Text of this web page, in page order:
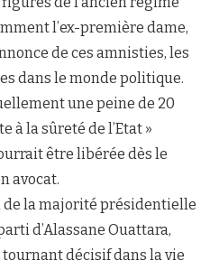
l’ex-première dame,
de ces amnisties, les
dans le monde politique.
une peine de 20
à la sûreté de l’Etat »
être libérée dès le
avocat.
de la majorité présidentielle
d’Alassane Ouattara,
décisif dans la vie